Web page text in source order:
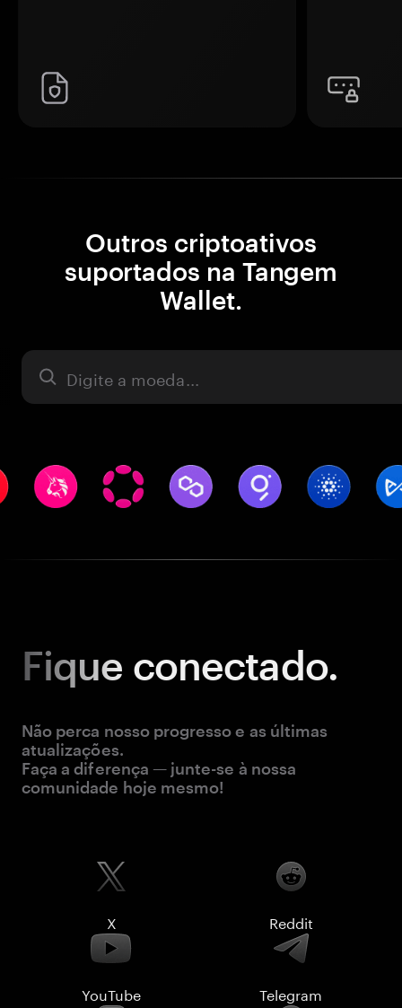
Outros criptoativos
suportados na Tangem
Wallet.
Ativo
Fique conectado.
Não perca nosso progresso e as últimas
atualizações.
Faça a diferença — junte-se à nossa
comunidade hoje mesmo!
X Reddit
YouTube Telegram